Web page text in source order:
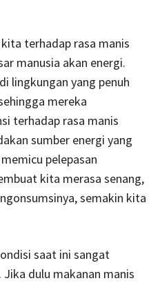
terhadap rasa manis
manusia akan energi.
lingkungan yang penuh
mereka
terhadap rasa manis
sumber energi yang
pelepasan
kita merasa senang,
semakin kita
saat ini sangat
dulu makanan manis